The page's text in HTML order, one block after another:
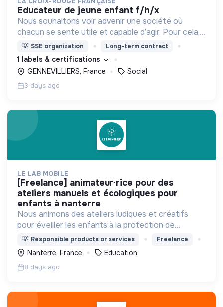
educateur de jeune enfant f/h/x
Nous souhaitons voir advenir une société où
chacun se sente utile et capable d’agir. Pour cela,
nous proposons des moyens et des lieux
d’engagement innovants et adaptés à tous.
💡 SSE organization Long-term contract
1 labels & certifications
GENNEVILLIERS, France
Social
3 days ago
LE LAB MOBILE
[freelance] animateur·rice pour des
ateliers manuels et écologiques pour
enfants à nanterre
Nous animons des ateliers ludiques et créatifs
pour éveiller les enfants à la protection de
l'environnement
💡 Responsible products or services Freelance
Nanterre, France Education
8 days ago